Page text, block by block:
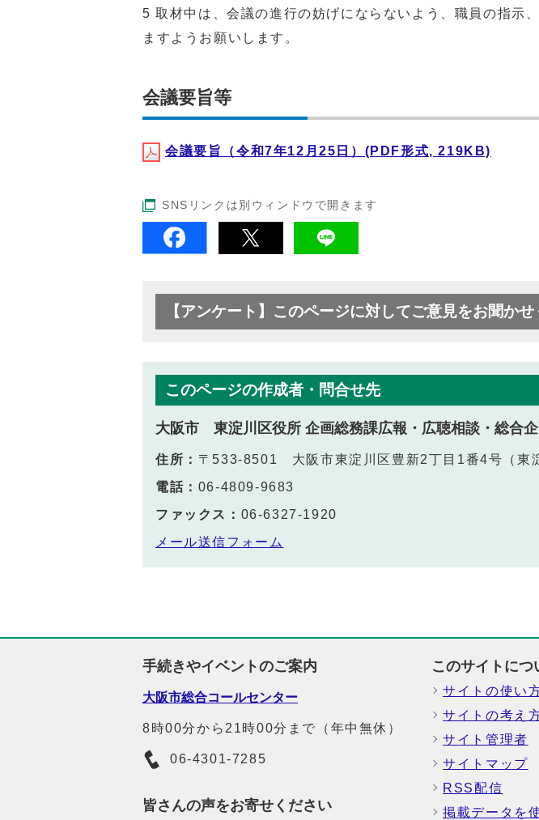
5 取材中は、会議の進行の妨げにならないよう、職員の指示
ますようお願いします。
会議要旨等
会議要旨（令和7年12月25日）(PDF形式, 219KB)
SNSリンクは別ウィンドウで開きます
【アンケート】このページに対してご意見をお聞か
このページの作成者・問合せ先
大阪市 東淀川区役所 企画総務課広報・広聴相談・総合
住所： 〒533-8501 大阪市東淀川区豊新2丁目1番4号（東
電話： 06-4809-9683
ファックス： 06-6327-1920
メール送信フォーム
手続きやイベントのご案内
大阪市総合コールセンター
8時00分から21時00分まで（年中無休）
06-4301-7285
皆さんの声をお寄せください
このサイトにつ
サイトの使い
サイトの考え
サイト管理者
サイトマップ
RSS配信
掲載データを